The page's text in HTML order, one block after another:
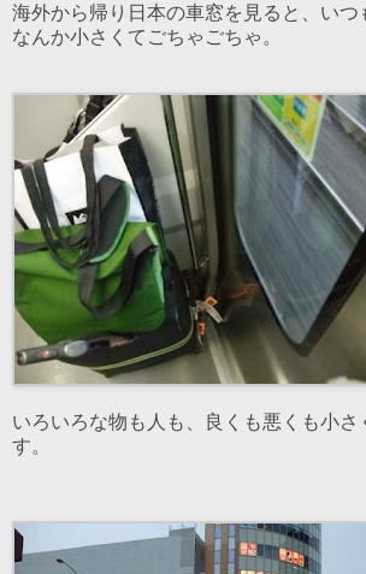
海外から帰り日本の車窓を見ると、いつ
なんか小さくてごちゃごちゃ。
いろいろな物も人も、良くも悪くも小さ
す。